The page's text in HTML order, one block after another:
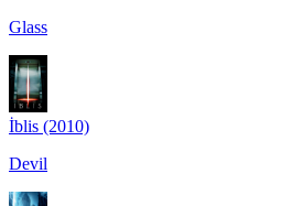
Glass
İblis (2010)
Devil